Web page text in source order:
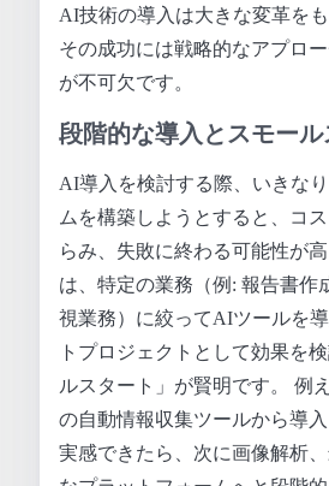
AI技術の導入は大きな変革をも
その成功には戦略的なアプロ
が不可欠です。
段階的な導入とスモール
AI導入を検討する際、いきな
ムを構築しようとすると、コ
らみ、失敗に終わる可能性が
は、特定の業務（例: 報告書作
視業務）に絞ってAIツールを
トプロジェクトとして効果を
ルスタート」が賢明です。 例
の自動情報収集ツールから導
実感できたら、次に画像解析